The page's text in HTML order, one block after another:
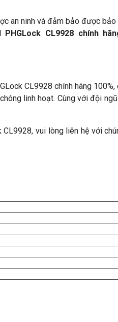
an ninh và đảm bảo được
CL9928 chính
CL9928 chính hãng
linh hoạt. Cùng với đội
vui lòng liên hệ với